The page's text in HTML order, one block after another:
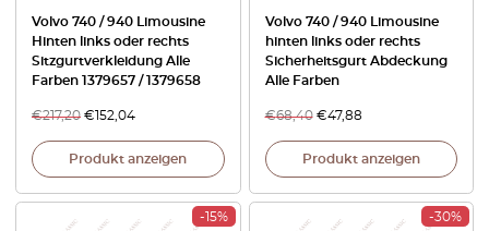
Volvo 740 / 940 Limousine
Hinten links oder rechts
Sitzgurtverkleidung Alle
Farben 1379657 / 1379658
€217,20 €152,04
Produkt anzeigen
Volvo 740 / 940 Limousine
hinten links oder rechts
Sicherheitsgurt Abdeckung
Alle Farben
€68,40 €47,88
Produkt anzeigen
-15% -30%